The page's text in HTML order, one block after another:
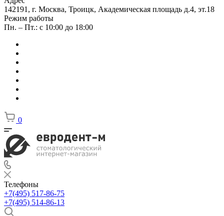
142191, г. Москва, Троицк, Академическая площадь д.4, эт.18
Режим работы
Пн. – Пт.: с 10:00 до 18:00
0
Телефоны
+7(495) 517-86-75
+7(495) 514-86-13